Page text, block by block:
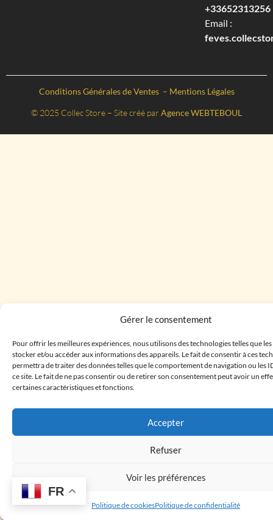
Gérer le consentement
Pour offrir les meilleures expériences, nous utilisons des technologies telles que
stocker et/ou accéder aux informations des appareils. Le fait de consentir à ces
permettra de traiter des données telles que le comportement de navigation ou les
ce site. Le fait de ne pas consentir ou de retirer son consentement peut avoir un
certaines caractéristiques et fonctions.
Accepter
Refuser
Voir les préférences
Politique de cookiesPolitique de confidentialité
+33652313256‬
Email :
Conditions Générales de Ventes – Mentions Légales
© 2025 Collec Store – Site créé par Agence WEBTEBOUL
FR